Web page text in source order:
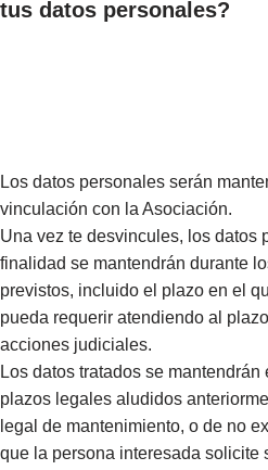
tus datos personales?
Los datos personales serán
vinculación con la Asociación.
Una vez te desvincules, los datos
finalidad se mantendrán durante
previstos, incluido el plazo en el
pueda requerir atendiendo al
acciones judiciales.
Los datos tratados se
plazos legales aludidos
legal de mantenimiento, o de no
que la persona interesada solicite